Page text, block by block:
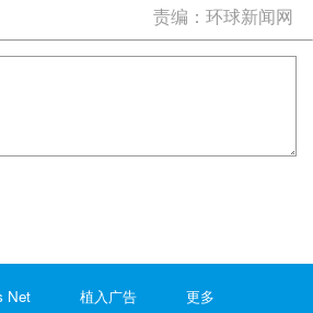
责编：环球新闻网
没有更多了
Net 植入广告 更多